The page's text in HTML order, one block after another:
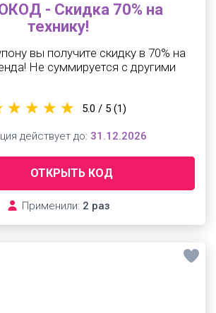
- Скидка 70% на
технику!
вы получите скидку в 70% на
Не суммируется с другими
ОТКРЫТЬ КОД
Применили: 2 раз
5.0 / 5 (1)
действует до: 31.12.2026